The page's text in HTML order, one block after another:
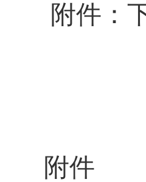
附件：
附件